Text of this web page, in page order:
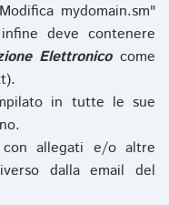
mydomain.sm"
deve contenere
Elettronicocome
in tutte le sue
con allegati e/o altre
dalla email del